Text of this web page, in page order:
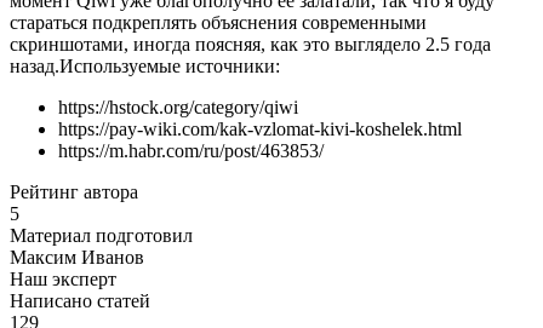
стараться подкреплять объяснения современными
скриншотами, иногда поясняя, как это выглядело 2.5 года
назад.Используемые источники:
https://hstock.org/category/qiwi
https://pay-wiki.com/kak-vzlomat-kivi-koshelek.html
https://m.habr.com/ru/post/463853/
Рейтинг автора
5
Материал подготовил
Максим Иванов
Наш эксперт
Написано статей
129